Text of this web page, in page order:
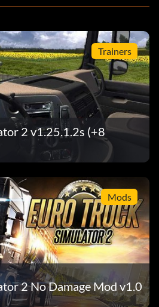
Trainers
2 v1.25.1.2s (+8
Mods
2 No Damage Mod v1.0